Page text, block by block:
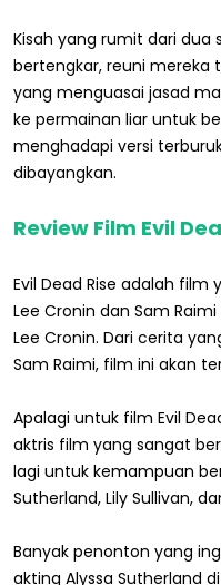
Kisah yang rumit dari dua
bertengkar, reuni mereka
yang menguasai jasad
ke permainan liar untuk
menghadapi versi
dibayangkan.
Review Film Evil
Evil Dead Rise adalah
Lee Cronin dan Sam
Lee Cronin. Dari cerita
Sam Raimi, film ini akan
Apalagi untuk film Evil
aktris film yang sangat
lagi untuk kemampuan
Sutherland, Lily Sullivan,
Banyak penonton yang
akting Alyssa Sutherland